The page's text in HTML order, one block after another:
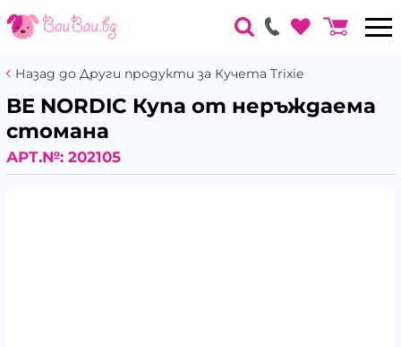
Назад до Други продукти за Кучета Trixie
BE NORDIC Купа от неръждаема
стомана
АРТ.№: 202105